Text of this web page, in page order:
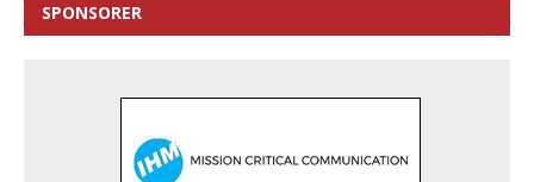
SPONSORER